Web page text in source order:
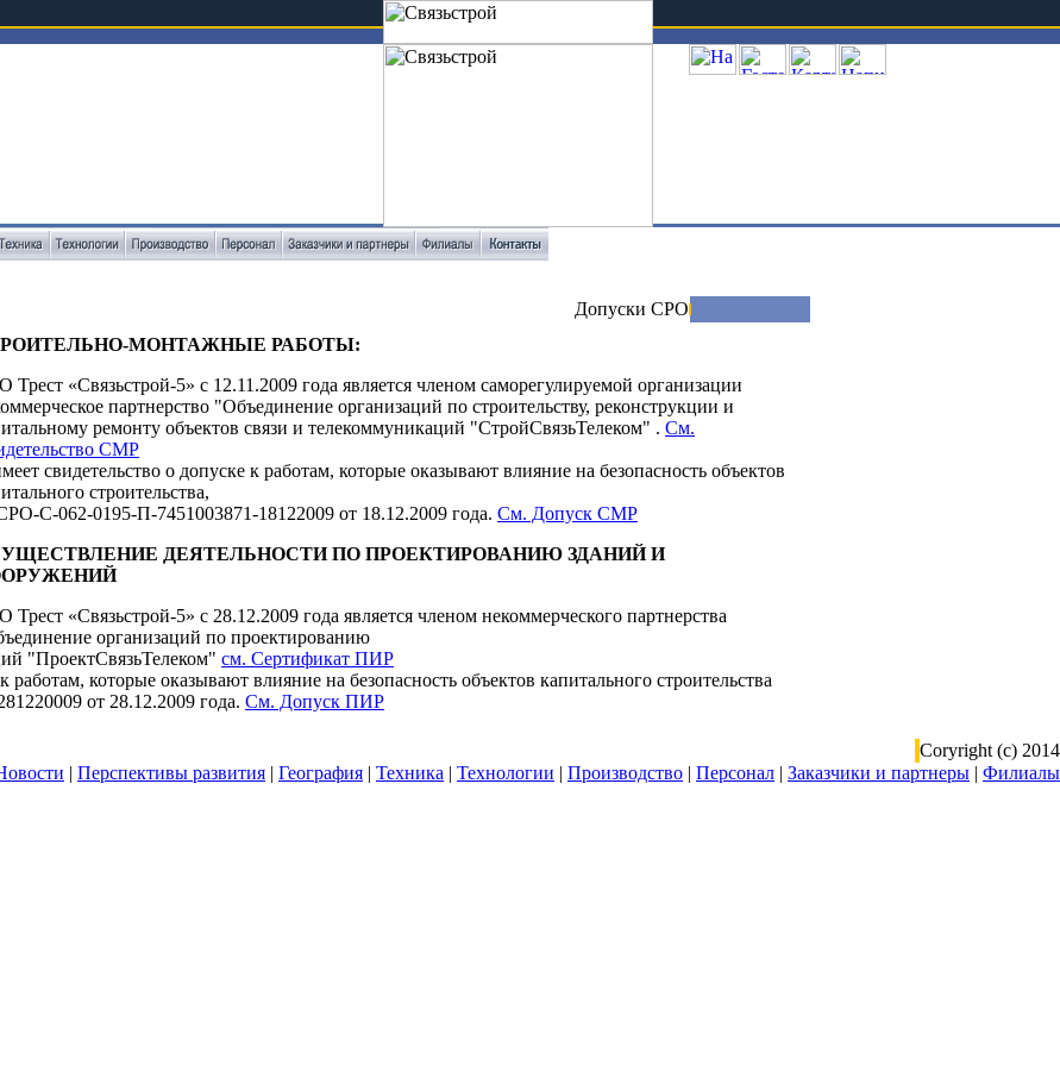
Допуски СРО
МОНТАЖНЫЕ РАБОТЫ:
Трест «Связьстрой-5» с 12.11.2009 года является членом саморегулируемой организации
партнерство "Объединение организаций по строительству, реконструкции и
ремонту объектов связи и телекоммуникаций "СтройСвязьТелеком" . См.
СМР
свидетельство о допуске к работам, которые оказывают влияние на безопасность объектов
строительства,
С-062-0195-П-7451003871-18122009 от 18.12.2009 года. См. Допуск СМР
ДЕЯТЕЛЬНОСТИ ПО ПРОЕКТИРОВАНИЮ ЗДАНИЙ И
Трест «Связьстрой-5» с 28.12.2009 года является членом некоммерческого партнерства
организаций по проектированию
"ПроектСвязьТелеком" см. Сертификат ПИР
работам, которые оказывают влияние на безопасность объектов капитального строительства
от 28.12.2009 года. См. Допуск ПИР
Coryright (c) 2014
| Перспективы развития | География | Техника | Технологии | Производство | Персонал | Заказчики и партнеры | Филиалы